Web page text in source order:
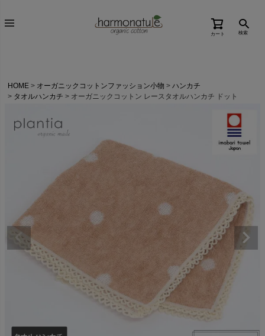
カート 検索
HOME オーガニックコットンファッション小物
ハンカチ
タオルハンカチ
オーガニックコットン レースタオルハンカチ ドット